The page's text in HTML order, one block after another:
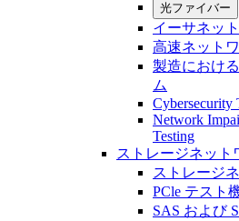
光ファイバー
イーサネッ
高速ネット
製造におけ
ム
Cybersecurity
Network
Testing
ストレージネット
ストレージ
PCle テスト
SAS および